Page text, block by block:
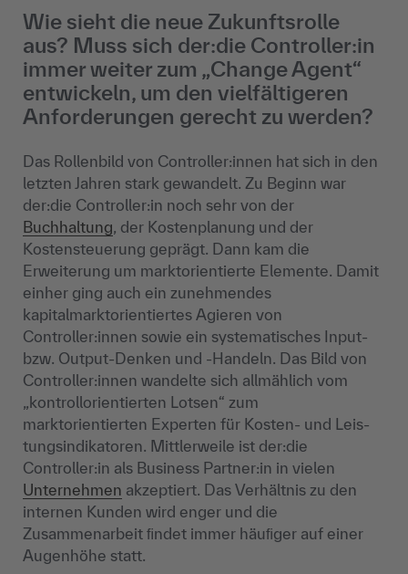
Wie sieht die neue Zukunftsrolle
aus? Muss sich der:die Controller:in
immer weiter zum „Change Agent“
entwickeln, um den vielfältigeren
Anforderungen gerecht zu werden?
Das Rollenbild von Controller:innen hat sich in den
letzten Jahren stark gewandelt. Zu Beginn war
der:die Controller:in noch sehr von der
Buchhaltung, der Kostenplanung und der
Kostensteuerung geprägt. Dann kam die
Erweiterung um marktorientierte Elemente. Damit
einher ging auch ein zunehmendes
kapitalmarktorientiertes Agieren von
Controller:innen sowie ein systematisches Input-
bzw. Output-Denken und -Handeln. Das Bild von
Controller:innen wandelte sich allmählich vom
„kontrollorientierten Lotsen“ zum
marktorientierten Experten für Kosten- und Leis­
tungsindikatoren. Mittlerweile ist der:die
Controller:in als Business Partner:in in vielen
Unternehmen akzeptiert. Das Verhältnis zu den
internen Kunden wird enger und die
Zusammenarbeit ﬁndet immer häuﬁger auf einer
Augenhöhe statt.